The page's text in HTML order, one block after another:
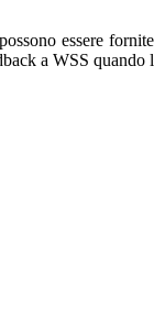
essere
a WSS quando